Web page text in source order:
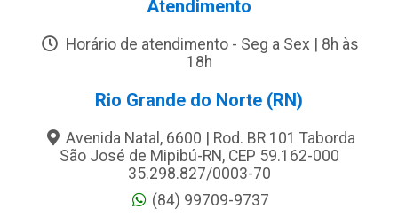
Atendimento
Horário de atendimento - Seg a Sex | 8h às
18h
Rio Grande do Norte (RN)
Avenida Natal, 6600 | Rod. BR 101 Taborda
São José de Mipibú-RN, CEP 59.162-000
35.298.827/0003-70
(84) 99709-9737